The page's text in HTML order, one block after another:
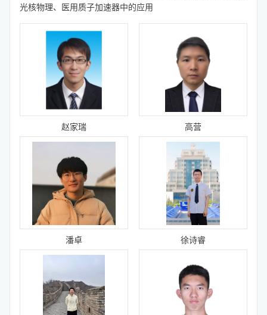
光核物理、医用质子加速器中的应用
赵家瑞 高营
潘卓 徐诗睿